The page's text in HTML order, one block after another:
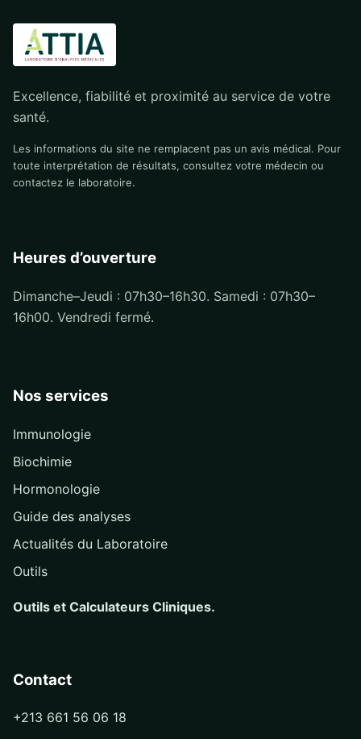
Excellence, fiabilité et proximité au service de votre
santé.
Les informations du site ne remplacent pas un avis médical. Pour
toute interprétation de résultats, consultez votre médecin ou
contactez le laboratoire.
Heures d’ouverture
Dimanche–Jeudi : 07h30–16h30. Samedi : 07h30–
16h00. Vendredi fermé.
Nos services
Immunologie
Biochimie
Hormonologie
Guide des analyses
Actualités du Laboratoire
Outils
Outils et Calculateurs Cliniques.
Contact
+213 661 56 06 18